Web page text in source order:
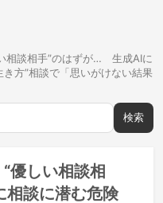
相談相手”のはずが… 生成AIに
方”相談で「思いがけない結果
検索
優しい相談相
談に潜む危険